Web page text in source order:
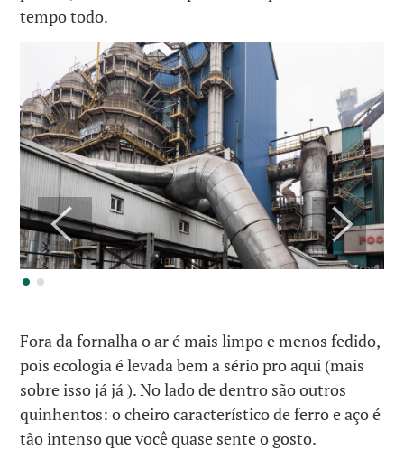
tempo todo.
Fora da fornalha o ar é mais limpo e menos fedido,
pois ecologia é levada bem a sério pro aqui (mais
sobre isso já já ). No lado de dentro são outros
quinhentos: o cheiro característico de ferro e aço é
tão intenso que você quase sente o gosto.